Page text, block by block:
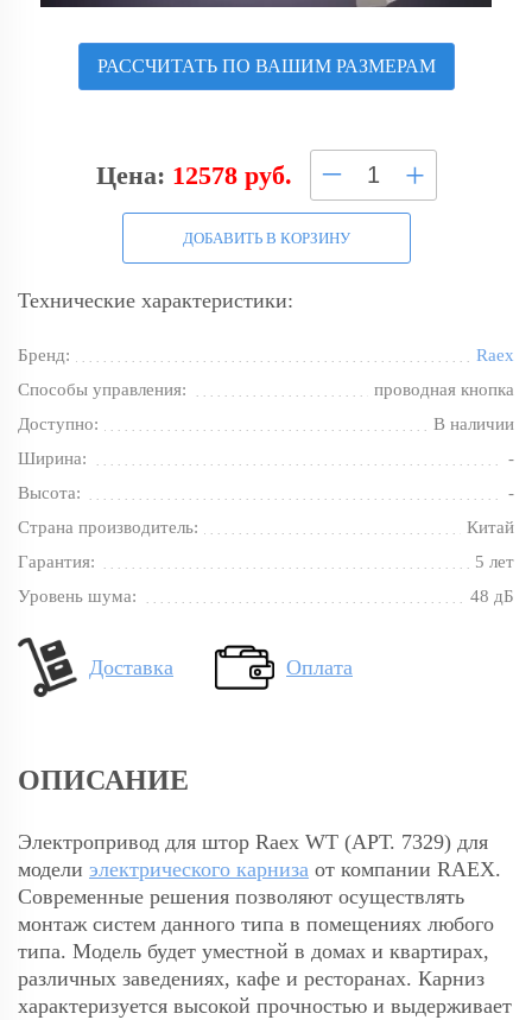
РАССЧИТАТЬ ПО ВАШИМ РАЗМЕРАМ
Цена: 12578 руб. – +
ДОБАВИТЬ В КОРЗИНУ
Технические характеристики:
Бренд:
Raex
Способы управления:
проводная кнопка
Доступно:
В наличии
Ширина:
-
Высота:
-
Страна производитель:
Китай
Гарантия:
5 лет
Уровень шума:
48 дБ
Доставка Оплата
ОПИСАНИЕ
Электропривод для штор Raex WT (АРТ. 7329) для
модели электрического карниза от компании RAEX.
Современные решения позволяют осуществлять
монтаж систем данного типа в помещениях любого
типа. Модель будет уместной в домах и квартирах,
различных заведениях, кафе и ресторанах. Карниз
характеризуется высокой прочностью и выдерживает